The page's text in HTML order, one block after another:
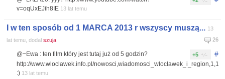
v=oqUxEJih8IE 13 lat temu
I w ten sposób od 1 MARCA 2013 r wszyscy muszą... 13
lat temu, dodał szuja 26
#
+5
@~Ewa : ten film który jest tutaj już od 5 godzin?
http://www.wloclawek.info.pl/
:) 13 lat temu